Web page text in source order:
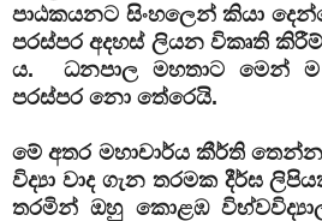
පාඨකයනට සිංහලෙන් කියා
පරස්පර අදහස් ලියන විකෘති
ය. ධනපාල මහතාට මෙන් ම
පරස්පර නො තේරෙයි.
මේ අතර මහාචාර්ය කීර්ති
විද්‍යා වාද ගැන තරමක දීර්ඝ
තරමින් ඔහු කොළඹ